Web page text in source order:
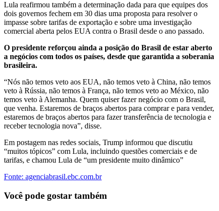
Lula reafirmou também a determinação dada para que equipes dos
dois governos fechem em 30 dias uma proposta para resolver o
impasse sobre tarifas de exportação e sobre uma investigação
comercial aberta pelos EUA contra o Brasil desde o ano passado.
O presidente reforçou ainda a posição do Brasil de estar aberto
a negócios com todos os países, desde que garantida a soberania
brasileira.
“Nós não temos veto aos EUA, não temos veto à China, não temos
veto à Rússia, não temos à França, não temos veto ao México, não
temos veto à Alemanha. Quem quiser fazer negócio com o Brasil,
que venha. Estaremos de braços abertos para comprar e para vender,
estaremos de braços abertos para fazer transferência de tecnologia e
receber tecnologia nova”, disse.
Em postagem nas redes sociais, Trump informou que discutiu
“muitos tópicos” com Lula, incluindo questões comerciais e de
tarifas, e chamou Lula de “um presidente muito dinâmico”
Fonte: agenciabrasil.ebc.com.br
Você pode gostar também